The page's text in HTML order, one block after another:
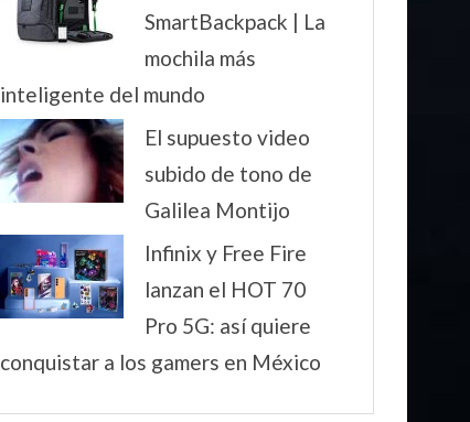
SmartBackpack | La
mochila más
inteligente del mundo
El supuesto video
subido de tono de
Galilea Montijo
Infinix y Free Fire
lanzan el HOT 70
Pro 5G: así quiere
conquistar a los gamers en México